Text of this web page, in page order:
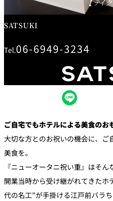
レス
トラ
ン＆
バー
創作料理
カフェ・ラウンジ
LOUNGE
スイーツ
パティスリー
SATSUKI
バー
グ
ビ
問
合
【テイ
SATSUKI
Tel.06-6949-3234
ご自宅でもホテルによる美食のお
大切な方とのお祝いの機会に、
美食を。
『ニューオータニ祝い重』はそん
開業当時から受け継がれてきた
代の名工”が手掛ける江戸前バラ